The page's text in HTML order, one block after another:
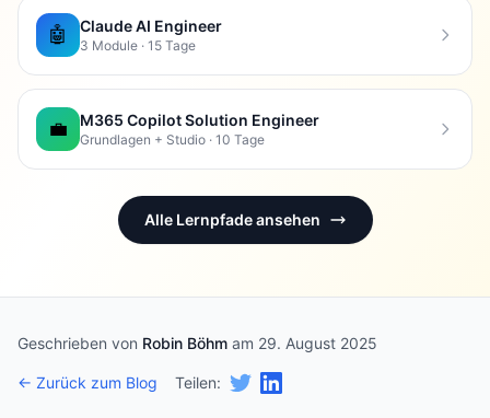
🤖 Claude AI Engineer
3 Module · 15 Tage
💼 M365 Copilot Solution Engineer
Grundlagen + Studio · 10 Tage
Alle Lernpfade ansehen
Geschrieben von Robin Böhm am 29. August 2025
← Zurück zum Blog Teilen: